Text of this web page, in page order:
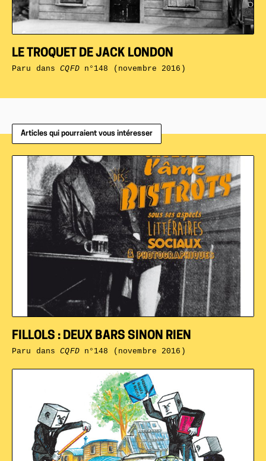
LE TROQUET DE JACK LONDON
Paru dansCQFDn°148 (novembre 2016)
Articles qui pourraient vous intéresser
FILLOLS : DEUX BARS SINON RIEN
Paru dansCQFDn°148 (novembre 2016)